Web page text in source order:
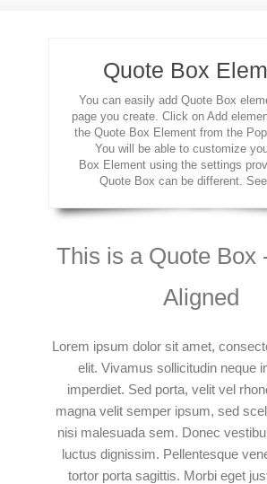
Quote Box
You can easily add Quote Box
page you create. Click on Add
the Quote Box Element from the
You will be able to customize
Box Element using the settings
Quote Box can be different.
This is a Quote Box
Aligned
Lorem ipsum dolor sit amet,
elit. Vivamus sollicitudin neque
imperdiet. Sed porta, velit vel
magna velit semper ipsum, sed
nisi malesuada sem. Donec
luctus dignissim. Pellentesque
tortor porta sagittis. Morbi eget